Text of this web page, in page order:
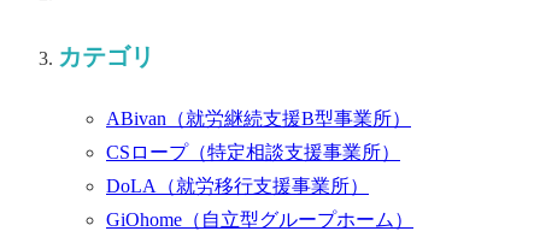
カテゴリ
ABivan （就労継続支援B型事業所）
CSロープ （特定相談支援事業所）
DoLA （就労移行支援事業所）
GiOhome （自立型グループホーム）